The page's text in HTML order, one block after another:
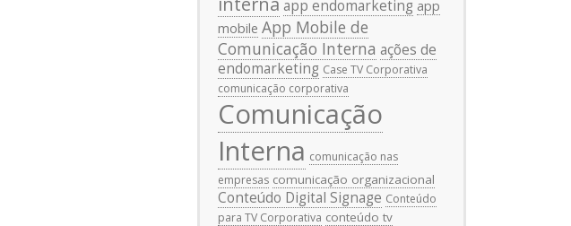
app endomarketing app
mobile App Mobile de
Comunicação Interna ações de
endomarketing Case TV Corporativa
comunicação corporativa
Comunicação
Interna comunicação nas
empresas comunicação organizacional
Conteúdo Digital Signage Conteúdo
para TV Corporativa conteúdo tv